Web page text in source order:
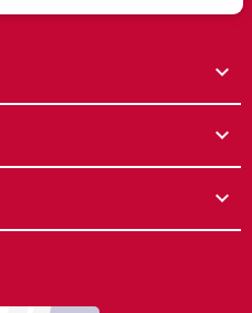
expand_more
expand_more
expand_more